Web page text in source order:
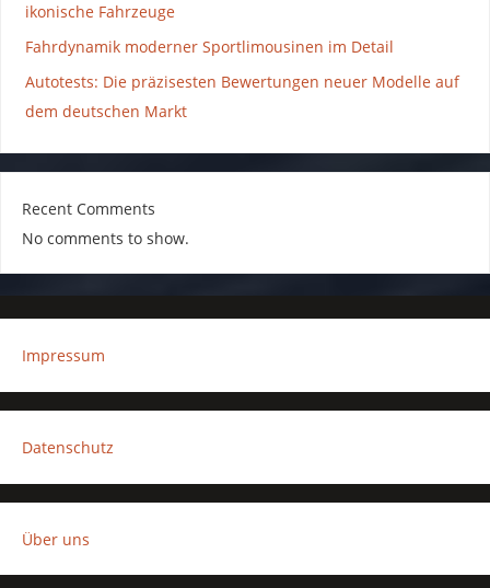
ikonische Fahrzeuge
Fahrdynamik moderner Sportlimousinen im Detail
Autotests: Die präzisesten Bewertungen neuer Modelle auf
dem deutschen Markt
Recent Comments
No comments to show.
Impressum
Datenschutz
Über uns